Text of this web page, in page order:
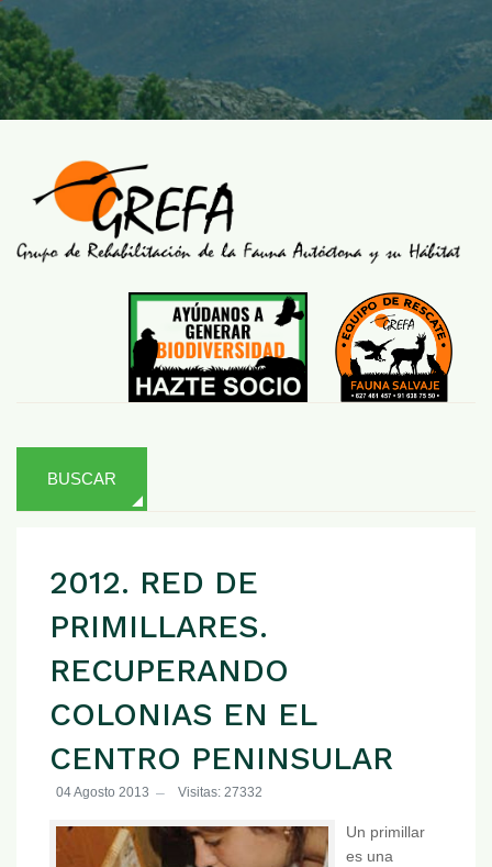
BUSCAR
2012. RED DE
PRIMILLARES.
RECUPERANDO
COLONIAS EN EL
CENTRO PENINSULAR
04 Agosto 2013 Visitas: 27332
Un primillar
es una